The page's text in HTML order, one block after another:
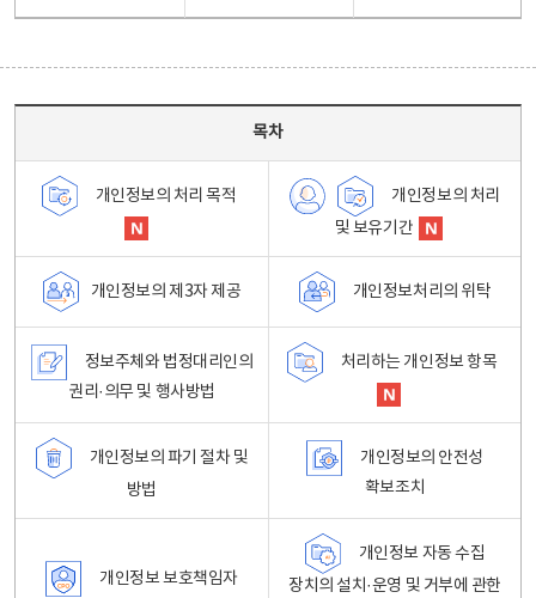
목차
개인정보의 처리 목적
개인정보의 처리
및 보유기간
개인정보의 제3자 제공 개인정보처리의 위탁
정보주체와 법정대리인의
권리·의무 및 행사방법
처리하는 개인정보 항목
개인정보의 파기 절차 및
방법
개인정보의 안전성
확보조치
개인정보 보호책임자
개인정보 자동 수집
장치의 설치·운영 및 거부에 관한